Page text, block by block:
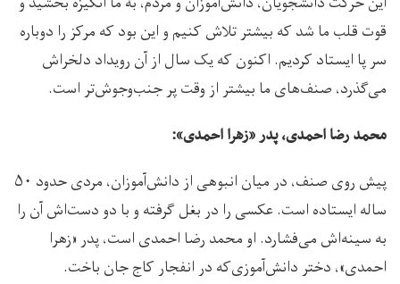
قوت قلب ما شد که بیشتر تلاش کنیم و این بود که مرکز را دوباره
سر پا ایستاد کردیم. اکنون که یک سال از آن رویداد دلخراش
می‌گذرد، صنف‌های ما بیشتر از وقت پر جنب‌وجوش‌تر است.
محمد رضا احمدی، پدر «زهرا احمدی»:
پیش روی صنف، در میان انبوهی از دانش‌آموزان، مردی حدود ۵۰
ساله ایستاده است. عکسی را در بغل گرفته و با دو دست‌اش آن را
به سینه‌اش می‌فشارد. او محمد رضا احمدی است، پدر «زهرا
احمدی»، دختر دانش‌آموزی‌که در انفجار کاج جان باخت.